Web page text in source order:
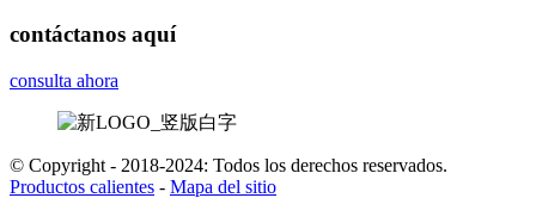
contáctanos aquí
consulta ahora
© Copyright - 2018-2024: Todos los derechos reservados.
Productos calientes - Mapa del sitio